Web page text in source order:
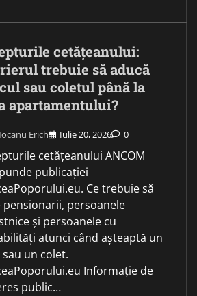
cetățeanului:
trebuie să aducă
sau coletul până la
apartamentului?
Erich Iulie 20, 2026 0
cetățeanului ANCOM
publicației
Ce trebuie să
pensionarii, persoanele
și persoanele cu
atunci când așteaptă un
sau un colet.
Informație de
public…